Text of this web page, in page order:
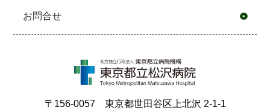
お問合せ
〒156-0057 東京都世田谷区上北沢 2-1-1